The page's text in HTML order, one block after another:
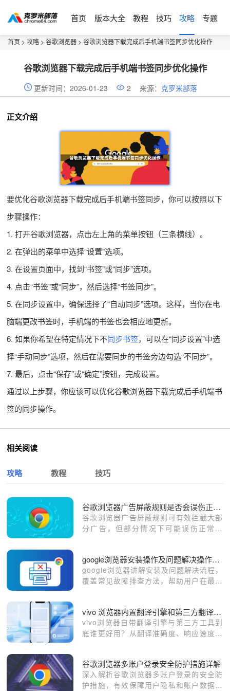
首页 版本大全 教程 技巧 攻略 专题
首页 > 攻略 > 谷歌浏览器 > 谷歌浏览器下载完成后手机端书签同步优化操作
谷歌浏览器下载完成后手机端书签同步优化操作
更新时间：2026-01-23 2 来源： 克罗米部落
正文介绍
要优化谷歌浏览器下载完成后手机端书签同步，你可以按照以下
步骤操作：
1. 打开谷歌浏览器，点击左上角的菜单按钮（三条横线）。
2. 在弹出的菜单中选择“设置”选项。
3. 在设置页面中，找到“书签”或“同步”选项。
4. 点击“书签”或“同步”，然后选择“书签同步”。
5. 在同步设置中，确保选择了“自动同步”选项。这样，当你在电
脑端更改书签时，手机端的书签也会相应地更新。
6. 如果你希望在特定情况下不同步书签，可以在“同步设置”中选
择“手动同步”选项，然后在需要同步的书签旁边勾选“不同步”。
7. 最后，点击“保存”或“确定”按钮，完成设置。
通过以上步骤，你应该可以优化谷歌浏览器下载完成后手机端书
签的同步操作。
相关阅读
攻略 教程 技巧
谷歌浏览器广告屏蔽规则是否会误伤正常内容
谷歌浏览器广告屏蔽规则可有效拦截大部
分广告，但部分情况下可能误伤正常内
google浏览器安装操作及问题解决操作流程详解
google浏览器讲解安装及问题解决流程，
覆盖常见故障排查方法，帮助用户在最短
vivo 浏览器内置翻译引擎和第三方翻译工具优劣对比
vivo浏览器自带翻译引擎与第三方工具到
底谁更好用？从翻译准确度、响应速度与
谷歌浏览器多账户登录安全防护措施详解
深入解析谷歌浏览器多账户登录的安全防
护措施，有效保障用户隐私和账户数据安